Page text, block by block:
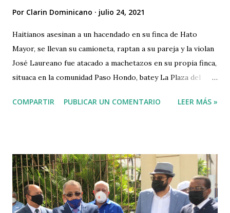
Por Clarin Dominicano julio 24, 2021
Haitianos asesinan a un hacendado en su finca de Hato
Mayor, se llevan su camioneta, raptan a su pareja y la violan
José Laureano fue atacado a machetazos en su propia finca,
situaca en la comunidad Paso Hondo, batey La Plaza del
la noche del viernes y su pareja violada sexualmente, por
situaca en la comunidad Paso Hondo, batey La Plaza del
distrito municipal Mata Palacio. El hacendado, de 53 años,
compró hace poco tiempo la finca, que visitaba con
frecuencia, pero residía en La Romana. El reporte forense
COMPARTIR PUBLICAR UN COMENTARIO LEER MÁS »